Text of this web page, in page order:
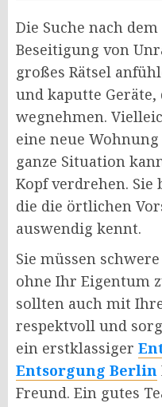
Die Suche nach
Beseitigung von
großes Rätsel
und kaputte
wegnehmen.
eine neue
ganze Situation
Kopf verdrehen. Sie
die die örtlichen
auswendig kennt.
Sie müssen
ohne Ihr Eigentum
sollten auch mit
respektvoll und
ein erstklassiger
Entsorgung Berlin
Freund. Ein gutes